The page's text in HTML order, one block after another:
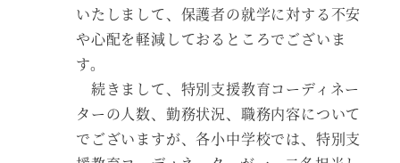
いたしまして、保護者の就学に対する不安
や心配を軽減しておるところでございま
す。
続きまして、特別支援教育コーディネー
ターの人数、勤務状況、職務内容について
でございますが、各小中学校では、特別支